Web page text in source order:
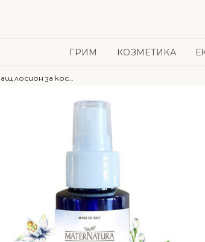
ГРИМ КОЗМЕТИКА
Ребалансиращ лосион за коса с портокалов цвят – MaterNatura